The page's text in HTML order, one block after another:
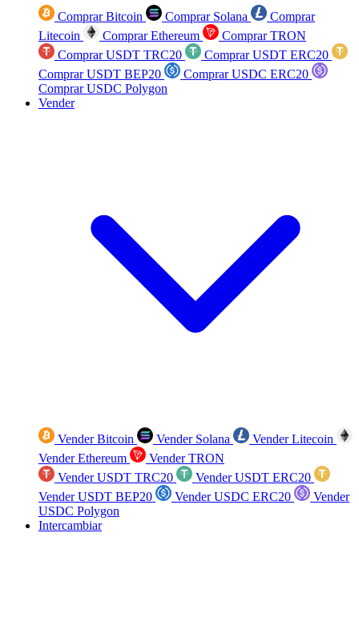
Comprar Bitcoin Comprar Solana
Comprar
Litecoin
Comprar Ethereum
Comprar TRON
Comprar USDT TRC20
Comprar USDT ERC20
Comprar USDT BEP20
Comprar USDC ERC20
Comprar USDC Polygon
Vender
Vender Bitcoin Vender Solana
Vender Litecoin
Vender Ethereum
Vender TRON
Vender USDT TRC20
Vender USDT ERC20
Vender USDT BEP20
Vender USDC ERC20
Vender
USDC Polygon
Intercambiar